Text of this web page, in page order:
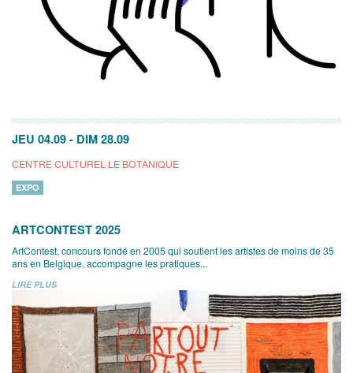
JEU 04.09 - DIM 28.09
CENTRE CULTUREL LE BOTANIQUE
EXPO
ARTCONTEST 2025
ArtContest, concours fondé en 2005 qui soutient les artistes de moins de 35
ans en Belgique, accompagne les pratiques...
LIRE PLUS